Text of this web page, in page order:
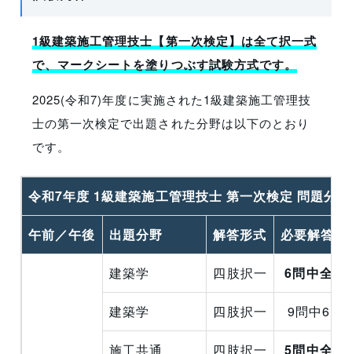
1級建築施工管理技士【第一次検定】は全て択一式
で、マークシートを塗りつぶす試験方式です。
2025(令和7)年度に実施された1級建築施工管理技
士の第一次検定で出題された分野は以下のとおり
です。
令和7年度 1級建築施工管理技士 第一次検定 問題分野
午前／午後 出題分野 解答形式 必要解答数
建築学 四肢択一 6問中全問
建築学 四肢択一 9問中6問
施工共通 四肢択一 5問中全問